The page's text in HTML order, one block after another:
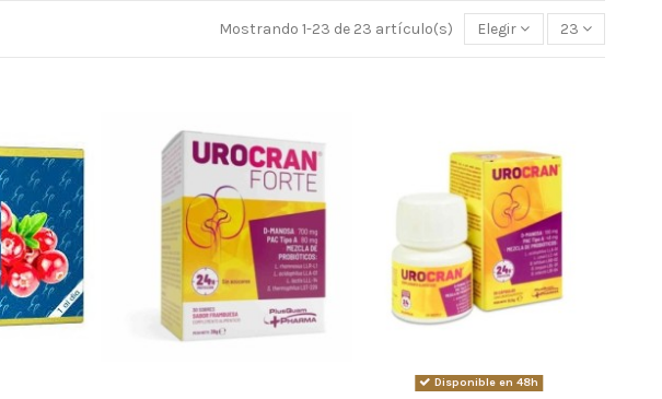
Mostrando 1-23 de 23 artículo(s) Elegir 23
Disponible en 48h